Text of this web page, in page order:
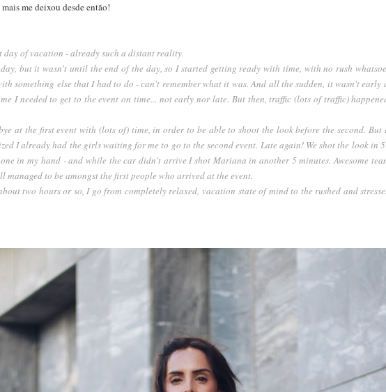
me deixou desde então!
day of vacation - already such a distant reality.
but it wasn't until the end of the day, so I started getting ready with time, with no rush
something else that I had to do - can't remember what it was. And all the sudden, it wasn't
I needed to get to the event on time... not early nor late. But then, traffic (lots of traffic)
at the first event with (lots of) time, in order to be able to shoot the look before the second.
I already had the girls waiting for me to go to the second event. Late again! We shot the look in
in my hand - and while the car didn't arrive I shot Mariana in another 5 minutes. Awesome
managed to be amongst the first people who arrived at the event.
two hours or so, I go from completely relaxed, vacation state of mind to the rushed and